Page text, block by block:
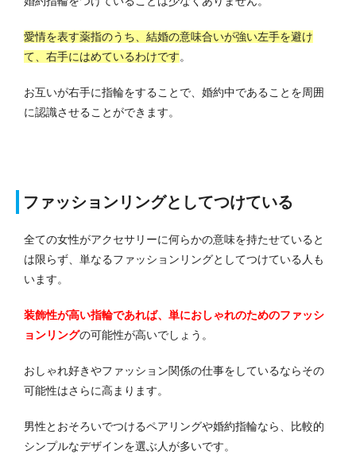
愛情を表す薬指のうち、結婚の意味合いが強い左手を避け
て、右手にはめているわけです。
お互いが右手に指輪をすることで、婚約中であることを周囲
に認識させることができます。
ファッションリングとしてつけている
全ての女性がアクセサリーに何らかの意味を持たせていると
は限らず、単なるファッションリングとしてつけている人も
います。
装飾性が高い指輪であれば、単におしゃれのためのファッシ
ョンリングの可能性が高いでしょう。
おしゃれ好きやファッション関係の仕事をしているならその
可能性はさらに高まります。
男性とおそろいでつけるペアリングや婚約指輪なら、比較的
シンプルなデザインを選ぶ人が多いです。